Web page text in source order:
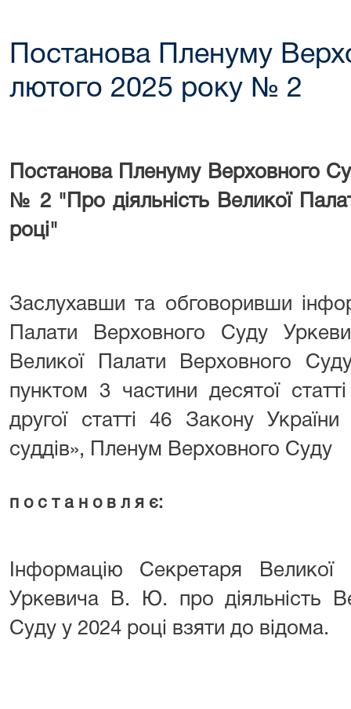
Постанова Пленуму
лютого 2025 року № 2
Постанова Пленуму Верховного
№ 2 "Про діяльність Великої
році"
Заслухавши та обговоривши
Палати Верховного Суду
Великої Палати Верховного
пунктом 3 частини десятої
другої статті 46 Закону
суддів», Пленум Верховного Суду
п о с т а н о в л я є:
Інформацію Секретаря
Уркевича В. Ю. про діяльність
Суду у 2024 році взяти до відома.